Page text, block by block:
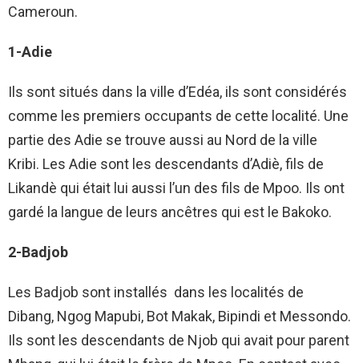
Cameroun.
1-Adie
Ils sont situés dans la ville d’Edéa, ils sont considérés
comme les premiers occupants de cette localité. Une
partie des Adie se trouve aussi au Nord de la ville
Kribi. Les Adie sont les descendants d’Adiè, fils de
Likandè qui était lui aussi l’un des fils de Mpoo. Ils ont
gardé la langue de leurs ancêtres qui est le Bakoko.
2-Badjob
Les Badjob sont installés dans les localités de
Dibang, Ngog Mapubi, Bot Makak, Bipindi et Messondo.
Ils sont les descendants de Njob qui avait pour parent